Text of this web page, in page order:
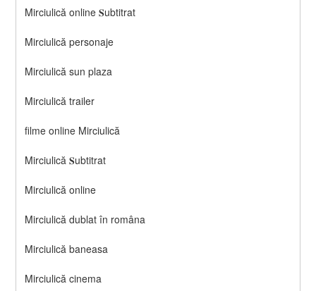
Mirciulică online 𝐒ubtitrat
Mirciulică personaje
Mirciulică sun plaza
Mirciulică trailer
filme online Mirciulică
Mirciulică 𝐒ubtitrat
Mirciulică online
Mirciulică dublat în româna
Mirciulică baneasa
Mirciulică cinema